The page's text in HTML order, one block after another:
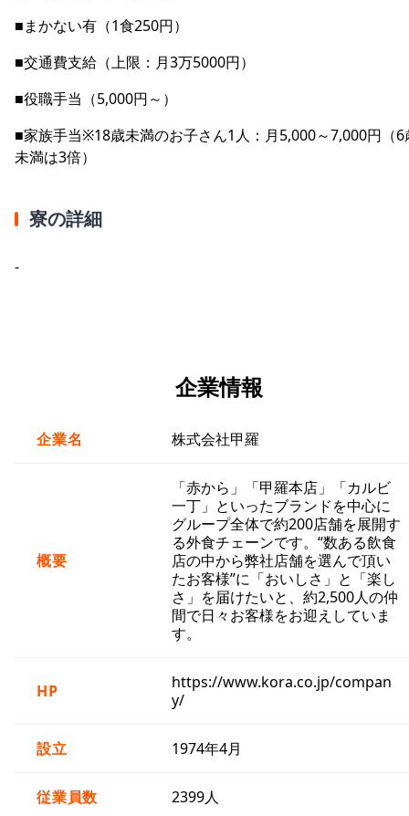
■まかない有（1食250円）
■交通費支給（上限：月3万5000円）
■役職手当（5,000円～）
■家族手当※18歳未満のお子さん1人：月5,000～7,000円（6
未満は3倍）
寮の詳細
-
企業情報
企業名 株式会社甲羅
概要
「赤から」「甲羅本店」「カルビ
一丁」といったブランドを中心に
グループ全体で約200店舗を展開す
る外食チェーンです。“数ある飲食
店の中から弊社店舗を選んで頂い
たお客様”に「おいしさ」と「楽し
さ」を届けたいと、約2,500人の仲
間で日々お客様をお迎えしていま
す。
HP
https://www.kora.co.jp/compan
y/
設立 1974年4月
従業員数 2399人